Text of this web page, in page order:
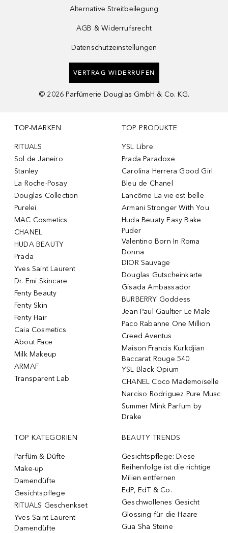
Alternative Streitbeilegung
AGB & Widerrufsrecht
Datenschutzeinstellungen
VERTRAG WIDERRUFEN
© 2026 Parfümerie Douglas GmbH & Co. KG.
TOP-MARKEN
RITUALS
Sol de Janeiro
Stanley
La Roche-Posay
Douglas Collection
Purelei
MAC Cosmetics
CHANEL
HUDA BEAUTY
Prada
Yves Saint Laurent
Dr. Emi Skincare
Fenty Beauty
Fenty Skin
Fenty Hair
Caia Cosmetics
About Face
Milk Makeup
ARMAF
Transparent Lab
TOP PRODUKTE
YSL Libre
Prada Paradoxe
Carolina Herrera Good Girl
Bleu de Chanel
Lancôme La vie est belle
Armani Stronger With You
Huda Beuaty Easy Bake
Puder
Valentino Born In Roma
Donna
DIOR Sauvage
Douglas Gutscheinkarte
Gisada Ambassador
BURBERRY Goddess
Jean Paul Gaultier Le Male
Paco Rabanne One Million
Creed Aventus
Maison Francis Kurkdjian
Baccarat Rouge 540
YSL Black Opium
CHANEL Coco Mademoiselle
Narciso Rodriguez Pure Musc
Summer Mink Parfum by
Drake
TOP KATEGORIEN
Parfüm & Düfte
Make-up
Damendüfte
Gesichtspflege
RITUALS Geschenkset
Yves Saint Laurent
Damendüfte
BEAUTY TRENDS
Gesichtspflege: Diese
Reihenfolge ist die richtige
Milien entfernen
EdP, EdT & Co.
Geschwollenes Gesicht
Glossing für die Haare
Gua Sha Steine